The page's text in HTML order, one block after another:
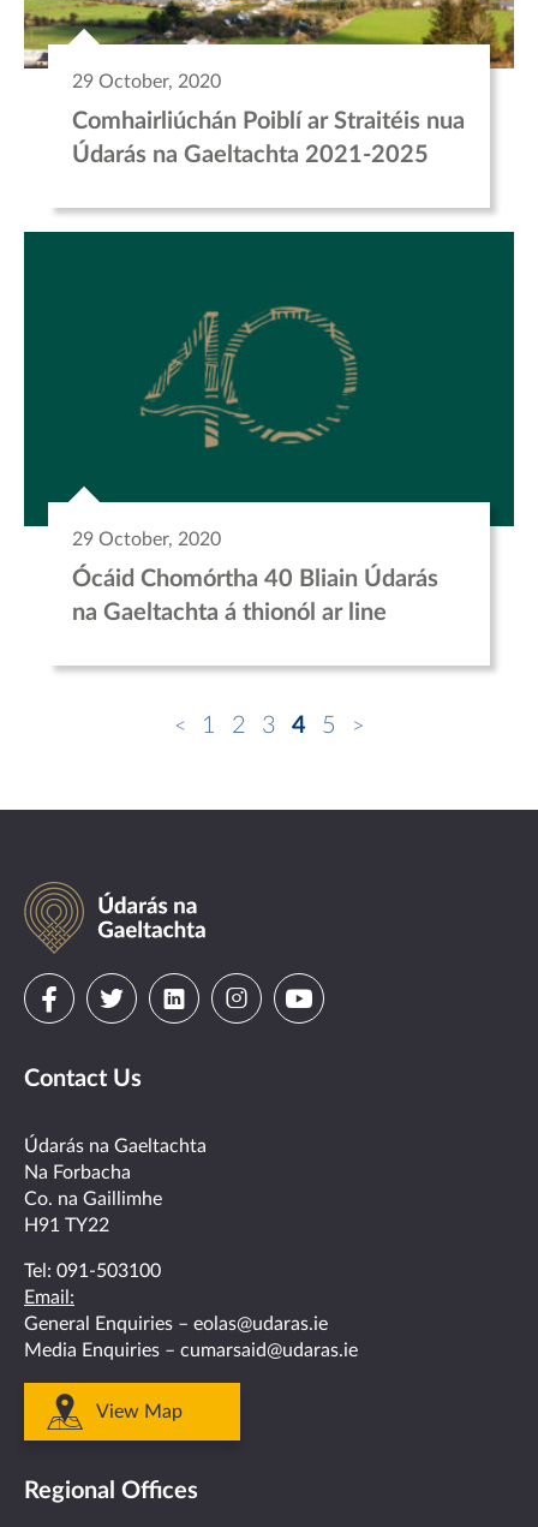
29 October, 2020
Comhairliúchán Poiblí ar Straitéis nua
Údarás na Gaeltachta 2021-2025
29 October, 2020
Ócáid Chomórtha 40 Bliain Údarás
na Gaeltachta á thionól ar line
1 2 3 4 5
Údarás
na
Gaeltachta
Visit
on
facebook
Visit
on
twitter
Visit
linkedin
VisitVisit
Contact Us
Údarás na Gaeltachta
Na Forbacha
Co. na Gaillimhe
H91 TY22
Tel: 091-503100
Email:
General Enquiries – eolas@udaras.ie
Media Enquiries – cumarsaid@udaras.ie
View Map
Regional Offices